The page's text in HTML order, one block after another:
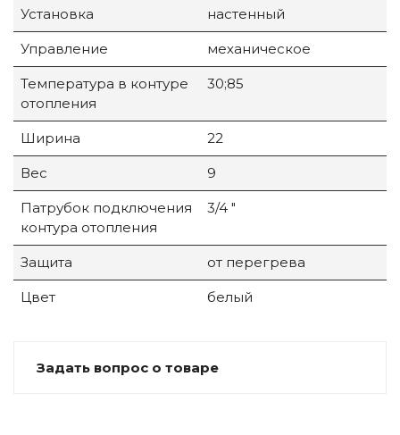
Установка настенный
Управление механическое
Температура в контуре
отопления
30;85
Ширина 22
Вес 9
Патрубок подключения
контура отопления
3/4 "
Защита от перегрева
Цвет белый
Задать вопрос о товаре